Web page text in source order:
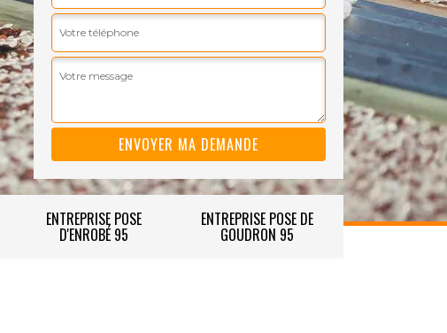
ENTREPRISE POSE
D'ENROBÉ 95
ENTREPRISE POSE DE
GOUDRON 95